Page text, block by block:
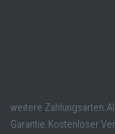
weitere
Garantie.Kostenloser